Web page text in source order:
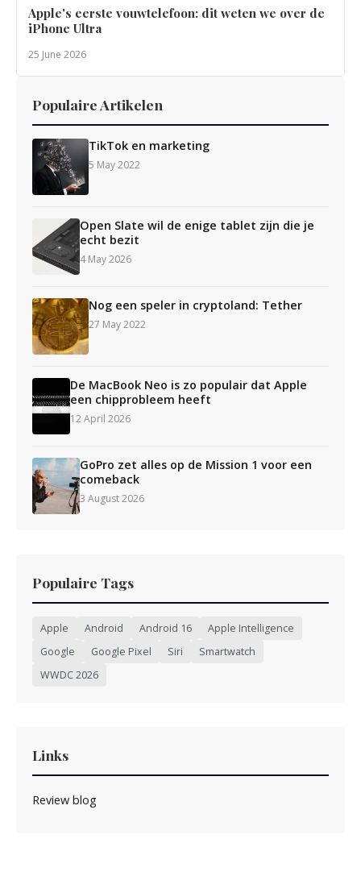
Apple's eerste vouwtelefoon: dit weten we over de
iPhone Ultra
25 June 2026
Populaire Artikelen
TikTok en marketing
5 May 2022
Open Slate wil de enige tablet zijn die je
echt bezit
4 May 2026
Nog een speler in cryptoland: Tether
27 May 2022
De MacBook Neo is zo populair dat Apple
een chipprobleem heeft
12 April 2026
GoPro zet alles op de Mission 1 voor een
comeback
3 August 2026
Populaire Tags
Apple Android Android 16
Apple Intelligence
Google
Google Pixel Siri
Smartwatch
WWDC 2026
Links
Review blog